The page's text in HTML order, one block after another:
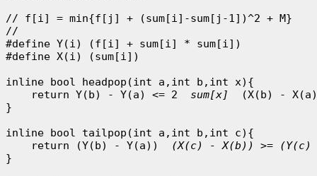
// f[i] = min{f[j] + (sum[i]-sum[j-1])^2 + M}
//
#define Y(i) (f[i] + sum[i] * sum[i])
#define X(i) (sum[i])
inline bool headpop(int a,int b,int x){
    return Y(b) - Y(a) <= 2
sum[x]
(X(b) -
}
inline bool tailpop(int a,int b,int c){
    return (Y(b) - Y(a))
(X(c) - X(b)) >=
}